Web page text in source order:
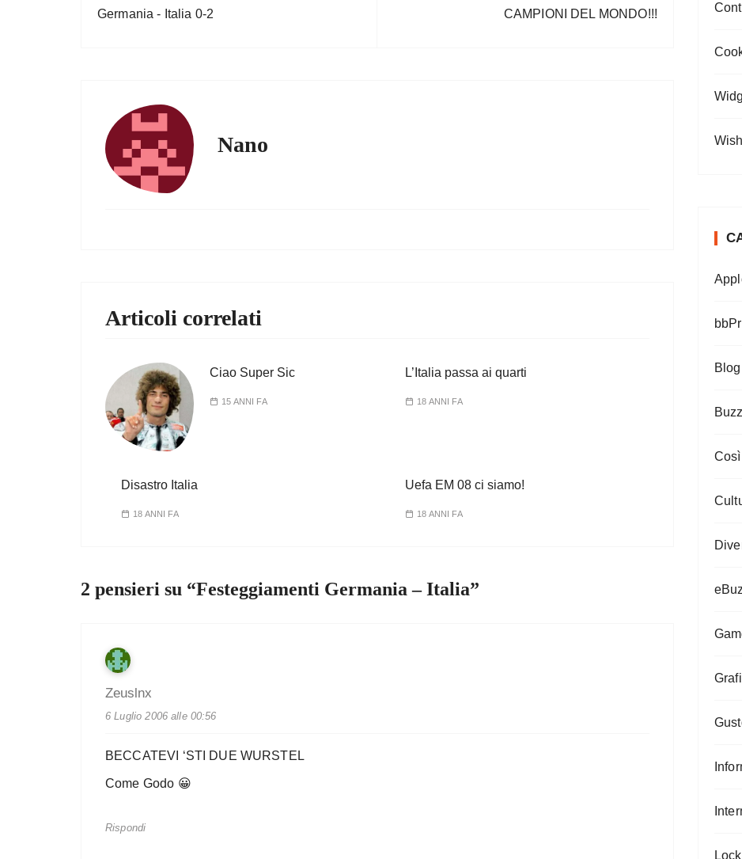
Germania - Italia 0-2 CAMPIONI DEL MONDO!!!
Nano
Articoli correlati
Ciao Super Sic
15 ANNI FA
L’Italia passa ai quarti
18 ANNI FA
Disastro Italia
18 ANNI FA
Uefa EM 08 ci siamo!
18 ANNI FA
2 pensieri su “Festeggiamenti Germania – Italia”
Zeuslnx
6 Luglio 2006 alle 00:56
BECCATEVI ‘STI DUE WURSTEL
Come Godo 😀
Rispondi
Blog